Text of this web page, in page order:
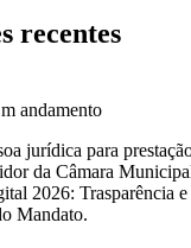
recentes
andamento
jurídica para
da Câmara
2026: Trasparência
Mandato.